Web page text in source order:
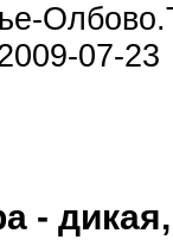
07-23
-